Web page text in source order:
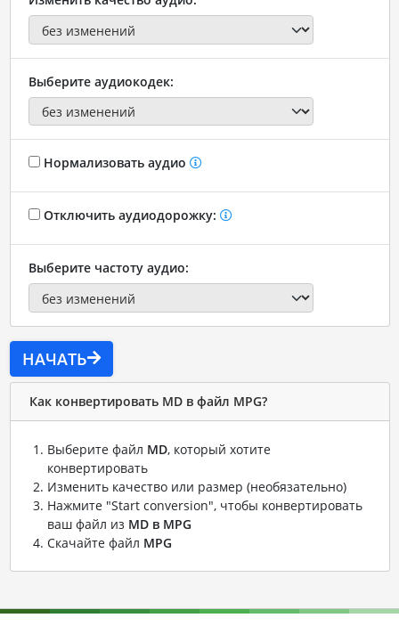
Выберите аудиокодек:
Нормализовать аудио
Отключить аудиодорожку:
Выберите частоту аудио:
НАЧАТЬ
Как конвертировать MD в файл MPG?
Выберите файл MD, который хотите
конвертировать
Изменить качество или размер (необязательно)
Нажмите "Start conversion", чтобы конвертировать
ваш файл из MD в MPG
Скачайте файл MPG